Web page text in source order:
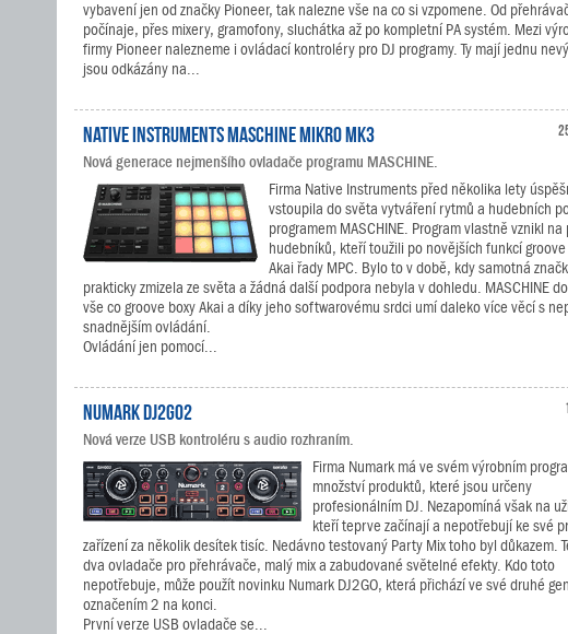
vybavení jen od značky Pioneer, tak nalezne vše na co si vzpomene. Od
počínaje, přes mixery, gramofony, sluchátka až po kompletní PA systém. Mezi
firmy Pioneer nalezneme i ovládací kontroléry pro DJ programy. Ty mají jednu
jsou odkázány na...
Native Instruments MASCHINE MIKRO MK3
Nová generace nejmenšího ovladače programu MASCHINE.
Firma Native Instruments před několika lety
vstoupila do světa vytváření rytmů a hudebních
programem MASCHINE. Program vlastně vznikl na
hudebníků, kteří toužili po novějších funkcí groove
Akai řady MPC. Bylo to v době, kdy samotná
prakticky zmizela ze světa a žádná další podpora nebyla v dohledu. MASCHINE
vše co groove boxy Akai a díky jeho softwarovému srdci umí daleko více věcí s
snadnějším ovládání.
Ovládání jen pomocí...
Numark DJ2GO2
Nová verze USB kontroléru s audio rozhraním.
Firma Numark má ve svém výrobním
množství produktů, které jsou určeny
profesionálním DJ. Nezapomíná však na
kteří teprve začínají a nepotřebují ke své
zařízení za několik desítek tisíc. Nedávno testovaný Party Mix toho byl důkazem.
dva ovladače pro přehrávače, malý mix a zabudované světelné efekty. Kdo toto
nepotřebuje, může použít novinku Numark DJ2GO, která přichází ve své druhé
označením 2 na konci.
První verze USB ovladače se...